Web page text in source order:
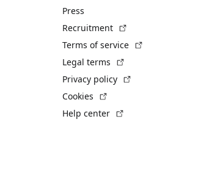
Press
Recruitment
Terms of service
Legal terms
Privacy policy
Cookies
Help center